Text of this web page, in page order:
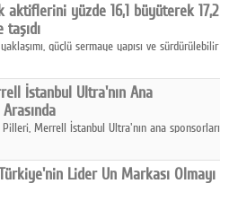
aktiflerini yüzde 16,1 büyüterek 17,2
güçlü sermaye yapısı ve sürdürülebilir
güçlü finansal performansını korudu.
İstanbul Ultra'nın Ana
Pilleri, Merrell İstanbul Ultra'nın ana sponsorları
Lider Un Markası Olmayı